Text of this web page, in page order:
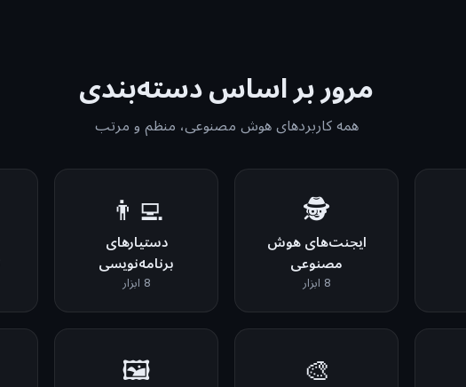
مرور بر اساس دسته‌بندی
همه کاربردهای هوش مصنوعی، منظم و مرتب
🕵️
ایجنت‌های هوش
مصنوعی
8 ابزار
👨‍💻
دستیارهای
برنامه‌نویسی
8 ابزار
🎨
🖼️